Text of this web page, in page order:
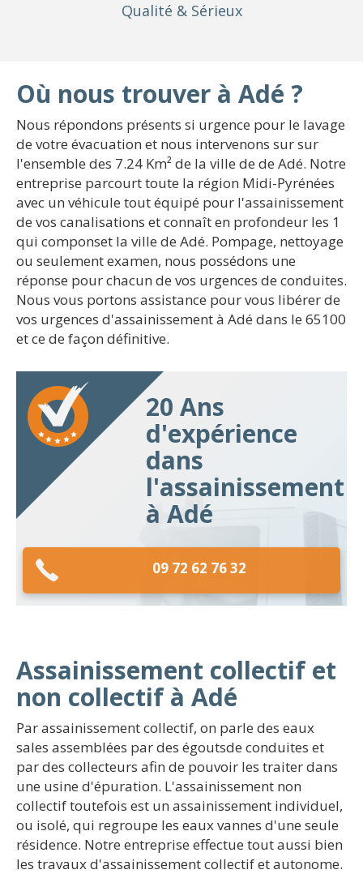
Qualité & Sérieux
Où nous trouver à Adé ?
Nous répondons présents si urgence pour le lavage
de votre évacuation et nous intervenons sur sur
l'ensemble des 7.24 Km² de la ville de de Adé. Notre
entreprise parcourt toute la région Midi-Pyrénées
avec un véhicule tout équipé pour l'assainissement
de vos canalisations et connaît en profondeur les 1
qui componset la ville de Adé. Pompage, nettoyage
ou seulement examen, nous possédons une
réponse pour chacun de vos urgences de conduites.
Nous vous portons assistance pour vous libérer de
vos urgences d'assainissement à Adé dans le 65100
et ce de façon définitive.
20 Ans
d'expérience
dans
l'assainissement
à Adé
09 72 62 76 32
Assainissement collectif et
non collectif à Adé
Par assainissement collectif, on parle des eaux
sales assemblées par des égoutsde conduites et
par des collecteurs afin de pouvoir les traiter dans
une usine d'épuration. L'assainissement non
collectif toutefois est un assainissement individuel,
ou isolé, qui regroupe les eaux vannes d'une seule
résidence. Notre entreprise effectue tout aussi bien
les travaux d'assainissement collectif et autonome.